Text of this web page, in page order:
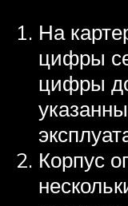
На
цифры
цифры
Корпус